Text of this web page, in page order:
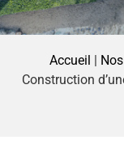
Accueil |
Construction